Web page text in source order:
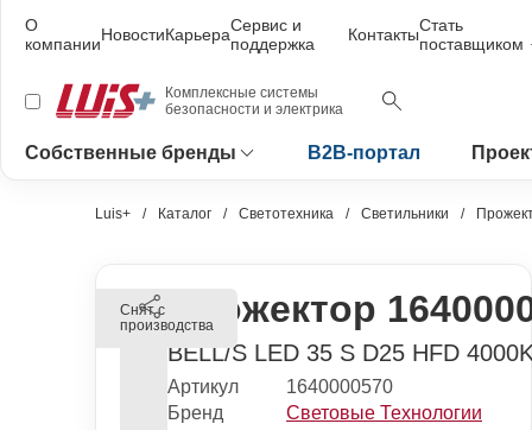
О
компанииНовостиКарьераСервис и
поддержка
КонтактыСтать
поставщиком
Комплексные системы
безопасности и электрика
Собственные бренды B2B-портал
Luis+ Каталог Светотехника Светильники
Снят с
производстваПрожектор
BELL/S LED 35 S D25 HFD
Артикул
1640000570
Бренд
Световые Технологии